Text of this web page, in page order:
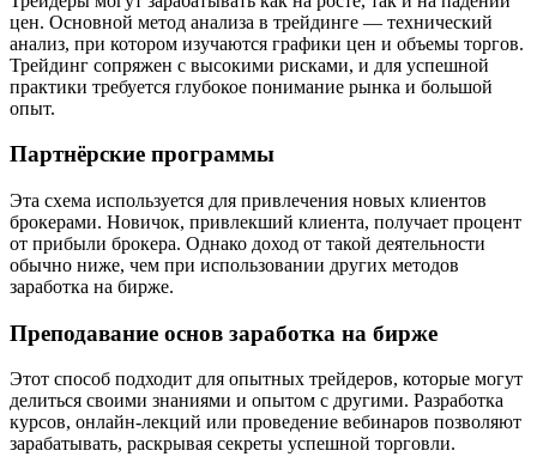
цен. Основной метод анализа в трейдинге — технический
анализ, при котором изучаются графики цен и объемы торгов.
Трейдинг сопряжен с высокими рисками, и для успешной
практики требуется глубокое понимание рынка и большой
опыт.
Партнёрские программы
Эта схема используется для привлечения новых клиентов
брокерами. Новичок, привлекший клиента, получает процент
от прибыли брокера. Однако доход от такой деятельности
обычно ниже, чем при использовании других методов
заработка на бирже.
Преподавание основ заработка на бирже
Этот способ подходит для опытных трейдеров, которые могут
делиться своими знаниями и опытом с другими. Разработка
курсов, онлайн-лекций или проведение вебинаров позволяют
зарабатывать, раскрывая секреты успешной торговли.